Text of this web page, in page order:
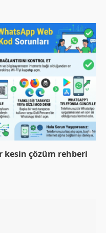
kesin çözüm rehberi